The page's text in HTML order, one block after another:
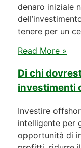
denaro iniziale
tenere per un
Read More »
Di chi
investimenti
Investire
intelligente per
opportunità di